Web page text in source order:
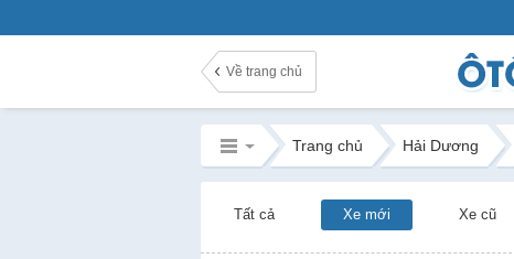
Về trang chủ
Trang chủ Hải Dương
Tất cả Xe mới Xe cũ